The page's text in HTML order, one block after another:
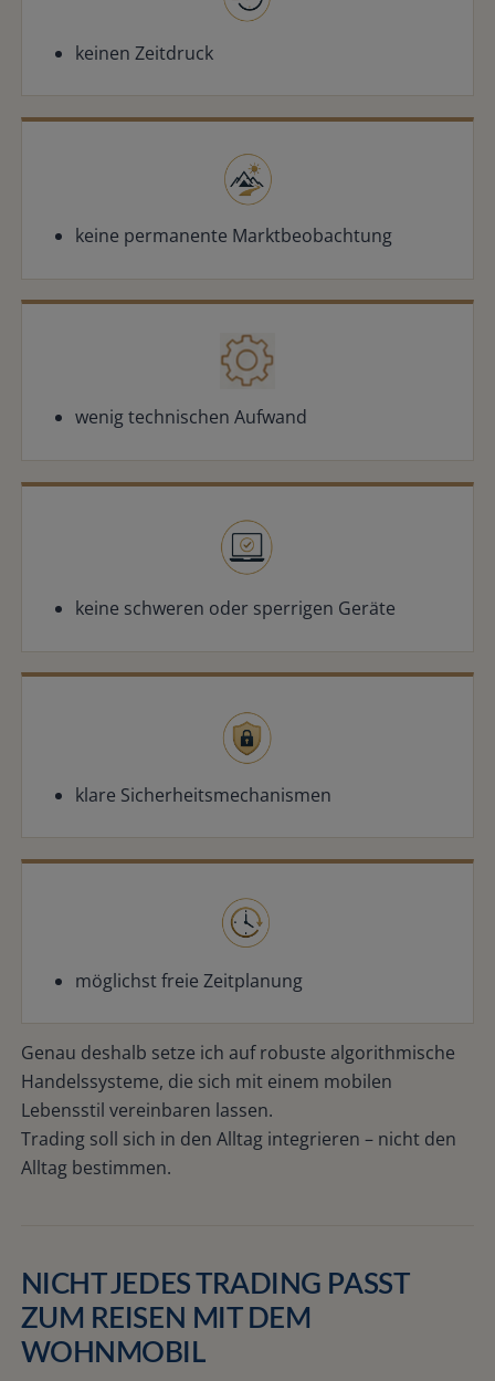
keinen Zeitdruck
keine permanente Marktbeobachtung
wenig technischen Aufwand
keine schweren oder sperrigen Geräte
klare Sicherheitsmechanismen
möglichst freie Zeitplanung
Genau deshalb setze ich auf robuste algorithmische
Handelssysteme, die sich mit einem mobilen
Lebensstil vereinbaren lassen.
Trading soll sich in den Alltag integrieren – nicht den
Alltag bestimmen.
NICHT JEDES TRADING PASST
ZUM REISEN MIT DEM
WOHNMOBIL